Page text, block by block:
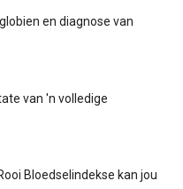
en diagnose van
van 'n volledige
Bloedselindekse kan jou